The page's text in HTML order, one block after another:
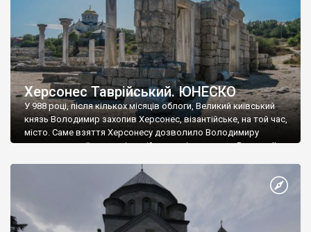
Херсонес Таврійський. ЮНЕСКО
У 988 році, після кількох місяців облоги, Великий київський
князь Володимир захопив Херсонес, візантійське, на той час,
місто. Саме взяття Херсонесу дозволило Володимиру
диктувати свої умови візантійському імператору Василю ІІ, та
Херсонесі Володимир-язичник, став Василем-християнином.
А потім було Хрещення Русі. На честь Херсонесу Таврійського